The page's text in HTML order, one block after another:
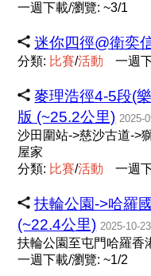
一週下載/瀏覽: ~3/1
迷你四徑@衛奕
分類: 比賽/活動 一週
麥理浩徑4-5段(
版 (~25.2公里) 2025-
沙田圍站->慈沙古道->
屋家
分類: 比賽/活動 一週
扶輪公園->哈羅
(~22.4公里) 2025-10-23
扶輪公園至屯門哈羅香
一週下載/瀏覽: ~1/2